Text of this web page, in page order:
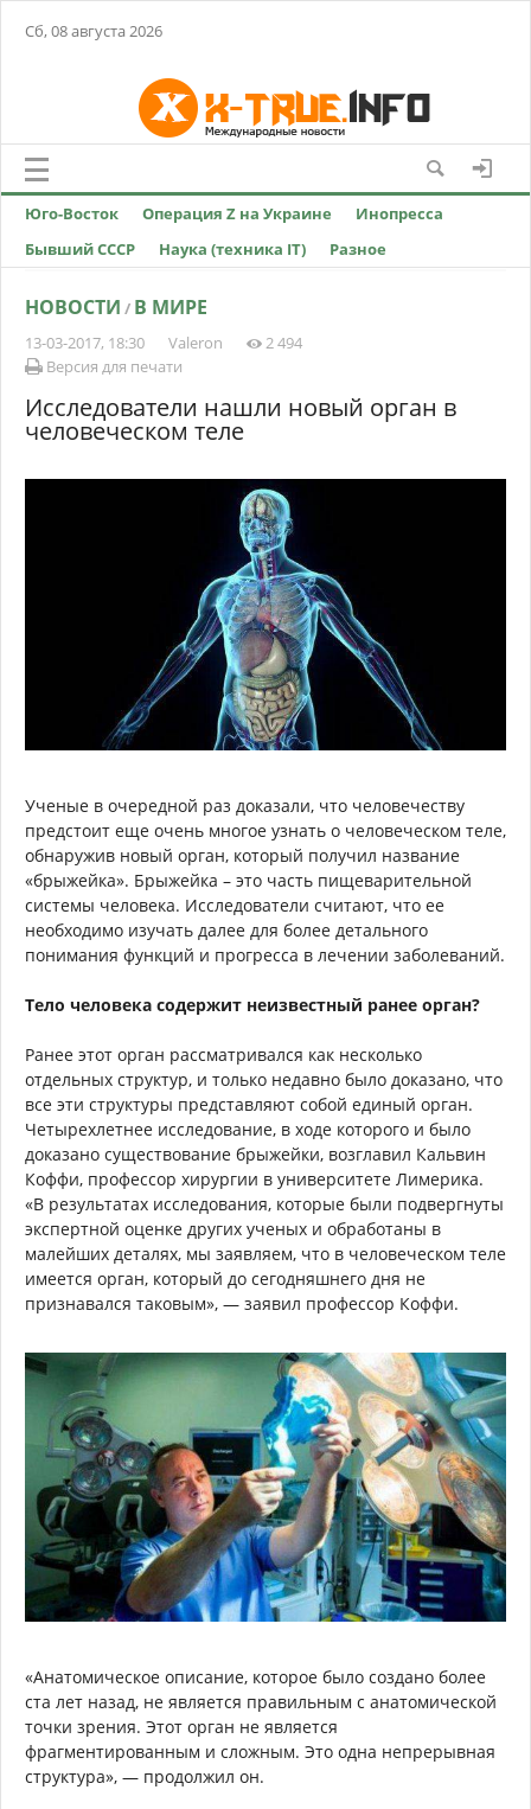
Сб, 08 августа 2026
Юго-Восток Операция Z на Украине
Инопресса
Бывший СССР
Наука (техника IT) Разное
НОВОСТИ / В МИРЕ
13-03-2017, 18:30 Valeron
2 494
Версия для печати
Исследователи нашли новый орган в
человеческом теле
Ученые в очередной раз доказали, что человечеству
предстоит еще очень многое узнать о человеческом теле,
обнаружив новый орган, который получил название
«брыжейка». Брыжейка – это часть пищеварительной
системы человека. Исследователи считают, что ее
необходимо изучать далее для более детального
понимания функций и прогресса в лечении заболеваний.
Тело человека содержит неизвестный ранее орган?
Ранее этот орган рассматривался как несколько
отдельных структур, и только недавно было доказано, что
все эти структуры представляют собой единый орган.
Четырехлетнее исследование, в ходе которого и было
доказано существование брыжейки, возглавил Кальвин
Коффи, профессор хирургии в университете Лимерика.
«В результатах исследования, которые были подвергнуты
экспертной оценке других ученых и обработаны в
малейших деталях, мы заявляем, что в человеческом теле
имеется орган, который до сегодняшнего дня не
признавался таковым», — заявил профессор Коффи.
«Анатомическое описание, которое было создано более
ста лет назад, не является правильным с анатомической
точки зрения. Этот орган не является
фрагментированным и сложным. Это одна непрерывная
структура», — продолжил он.